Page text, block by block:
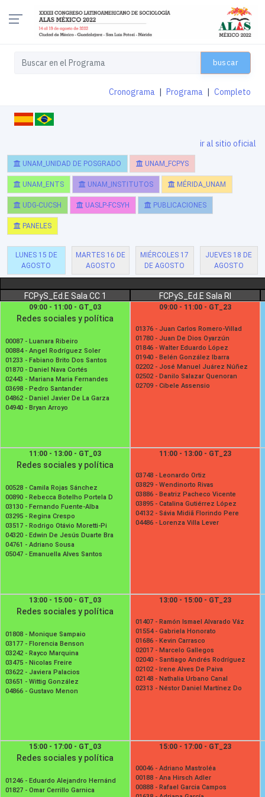
buscar
Cronograma Programa Completo
ir al sitio oficial
UNAM_UNIDAD DE POSGRADO UNAM_FCPYS
UNAM_ENTS UNAM_INSTITUTOS MÉRIDA_UNAM
UDG-CUCSH UASLP-FCSYH PUBLICACIONES
PANELES
LUNES 15 DE
AGOSTO
MARTES 16 DE
AGOSTO
MIÉRCOLES 17
DE AGOSTO
JUEVES 18 DE
AGOSTO
FCPyS_Ed.E Sala CC 1
09:00 - 11:00 - GT_03
Redes sociales y política
00087 - Luanara Ribeiro
00884 - Angel Rodríguez Soler
01233 - Fabiano Brito Dos Santos
01870 - Daniel Nava Cortés
02443 - Mariana Maria Fernandes
03698 - Pedro Santander
04862 - Daniel Javier De La Garza
04940 - Bryan Arroyo
11:00 - 13:00 - GT_03
Redes sociales y política
00528 - Camila Rojas Sánchez
00890 - Rebecca Botelho Portela D
03130 - Fernando Fuente-Alba
03295 - Regina Crespo
03517 - Rodrigo Otávio Moretti-Pi
04320 - Edwin De Jesús Duarte Bra
04761 - Adriano Sousa
05047 - Emanuella Alves Santos
13:00 - 15:00 - GT_03
Redes sociales y política
01808 - Monique Sampaio
03177 - Florencia Benson
03242 - Rayco Marquina
03475 - Nicolas Freire
03622 - Javiera Palacios
03651 - Wittig González
04866 - Gustavo Menon
15:00 - 17:00 - GT_03
Redes sociales y política
01246 - Eduardo Alejandro Hernánd
01827 - Omar Cerrillo Garnica
FCPyS_Ed.E Sala RI
09:00 - 11:00 - GT_23
01376 - Juan Carlos Romero-Villad
01780 - Juan De Dios Oyarzún
01846 - Walter Eduardo López
01940 - Belén González Ibarra
02202 - José Manuel Juárez Núñez
02502 - Danilo Salazar Quenoran
02709 - Cibele Assensio
11:00 - 13:00 - GT_23
03748 - Leonardo Ortiz
03829 - Wendinorto Rivas
03886 - Beatriz Pacheco Vicente
03895 - Catalina Gutiérrez López
04132 - Sávia Midiã Florindo Pere
04486 - Lorenza Villa Lever
13:00 - 15:00 - GT_23
01407 - Ramón Ismael Alvarado Váz
01554 - Gabriela Honorato
01686 - Kevin Carrasco
02017 - Marcelo Gallegos
02040 - Santiago Andrés Rodríguez
02102 - Irene Alves De Paiva
02148 - Nathalia Urbano Canal
02313 - Néstor Daniel Martínez Do
15:00 - 17:00 - GT_23
00046 - Adriano Mastroléa
00188 - Ana Hirsch Adler
00888 - Rafael Garcia Campos